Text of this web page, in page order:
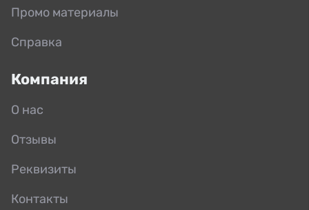
Промо материалы
Справка
Компания
О нас
Отзывы
Реквизиты
Контакты